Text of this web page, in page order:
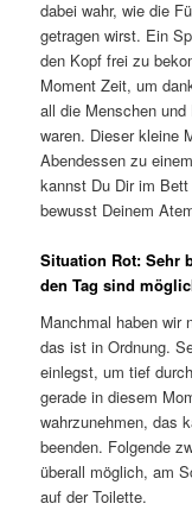
dabei wahr, wie die
getragen wirst. Ein
den Kopf frei zu
Moment Zeit, um
all die Menschen
waren. Dieser kleine
Abendessen zu
kannst Du Dir im
bewusst Deinem
Situation Rot: Sehr
den Tag sind
Manchmal haben wir
das ist in Ordnung.
einlegst, um tief
gerade in diesem
wahrzunehmen, das
beenden. Folgende
überall möglich, am
auf der Toilette.